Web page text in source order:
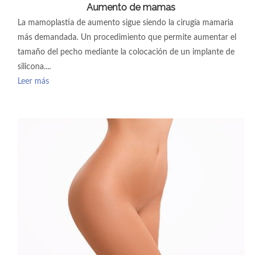
Aumento de mamas
La mamoplastia de aumento sigue siendo la cirugía mamaria
más demandada. Un procedimiento que permite aumentar el
tamaño del pecho mediante la colocación de un implante de
silicona....
Leer más